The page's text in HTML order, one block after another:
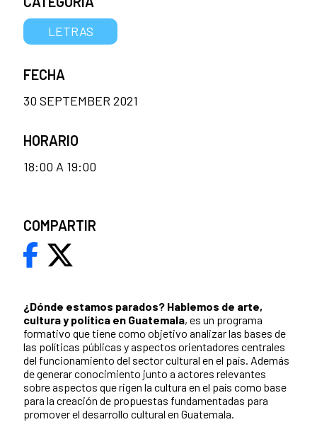
¿Dónde estamos parados? Hablemos de arte,
cultura y política en Guatemala, es un programa
formativo que tiene como objetivo analizar las bases de
las políticas públicas y aspectos orientadores centrales
del funcionamiento del sector cultural en el país. Además
de generar conocimiento junto a actores relevantes
sobre aspectos que rigen la cultura en el país como base
para la creación de propuestas fundamentadas para
promover el desarrollo cultural en Guatemala.
LETRAS
FECHA
30 SEPTEMBER 2021
HORARIO
18:00 A 19:00
COMPARTIR